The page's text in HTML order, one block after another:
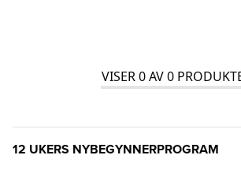
VISER0AV0
12 UKERS NYBEGYNNERPROGRAM